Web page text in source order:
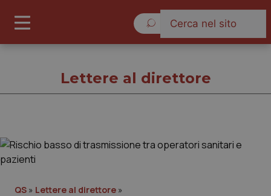
Lettere al direttore
QS » Lettere al direttore »